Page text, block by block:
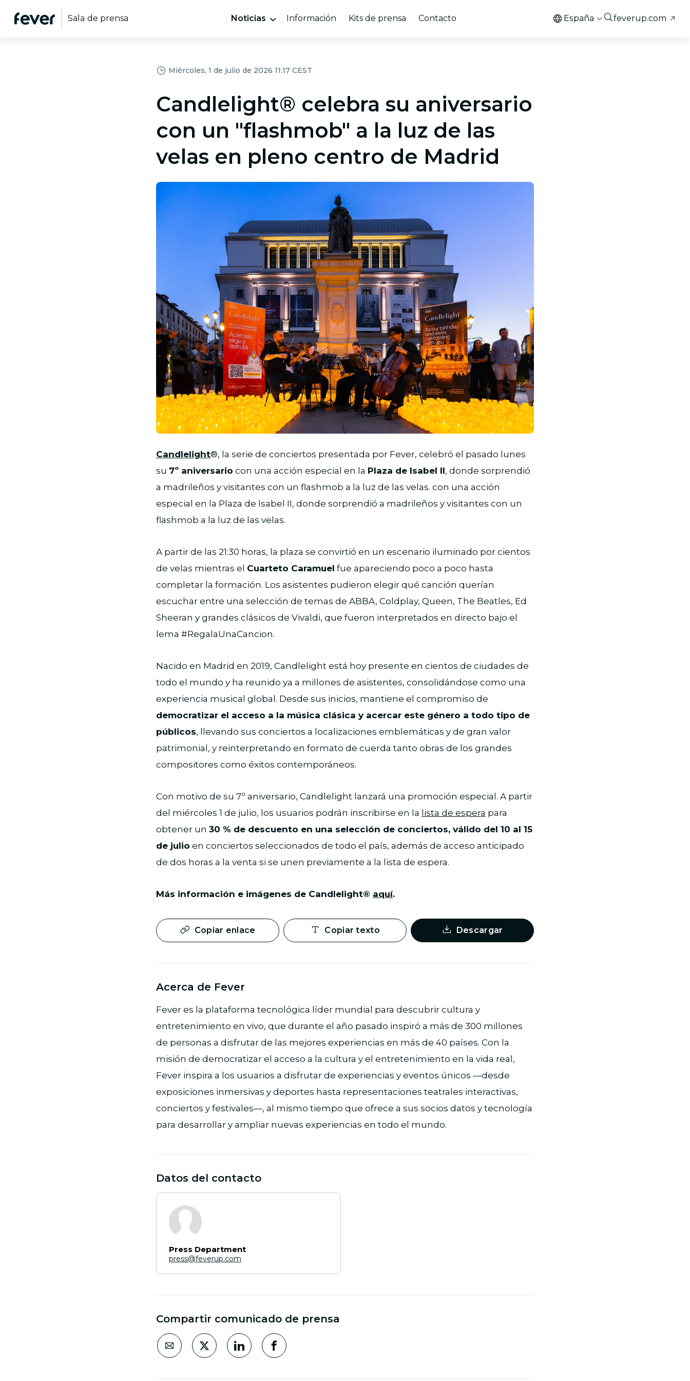
Sala de prensa Noticias Información Kits de prensa Contacto España feverup.com
Miércoles, 1 de julio de 2026 11:17 CEST
Candlelight® celebra su aniversario
con un "flashmob" a la luz de las
velas en pleno centro de Madrid
JPG
Candlelight®, la serie de conciertos presentada por Fever, celebró el pasado lunes
su 7º aniversario con una acción especial en la Plaza de Isabel II, donde sorprendió
a madrileños y visitantes con un flashmob a la luz de las velas. con una acción
especial en la Plaza de Isabel II, donde sorprendió a madrileños y visitantes con un
flashmob a la luz de las velas.
A partir de las 21:30 horas, la plaza se convirtió en un escenario iluminado por cientos
de velas mientras el Cuarteto Caramuel fue apareciendo poco a poco hasta
completar la formación. Los asistentes pudieron elegir qué canción querían
escuchar entre una selección de temas de ABBA, Coldplay, Queen, The Beatles, Ed
Sheeran y grandes clásicos de Vivaldi, que fueron interpretados en directo bajo el
lema #RegalaUnaCancion.
Nacido en Madrid en 2019, Candlelight está hoy presente en cientos de ciudades de
todo el mundo y ha reunido ya a millones de asistentes, consolidándose como una
experiencia musical global. Desde sus inicios, mantiene el compromiso de
democratizar el acceso a la música clásica y acercar este género a todo tipo de
públicos, llevando sus conciertos a localizaciones emblemáticas y de gran valor
patrimonial, y reinterpretando en formato de cuerda tanto obras de los grandes
compositores como éxitos contemporáneos.
Con motivo de su 7º aniversario, Candlelight lanzará una promoción especial. A partir
del miércoles 1 de julio, los usuarios podrán inscribirse en la lista de espera para
obtener un 30 % de descuento en una selección de conciertos, válido del 10 al 15
de julio en conciertos seleccionados de todo el país, además de acceso anticipado
de dos horas a la venta si se unen previamente a la lista de espera.
Más información e imágenes de Candlelight® aquí.
Copiar enlace Copiar texto Descargar
Acerca de Fever
Fever es la plataforma tecnológica líder mundial para descubrir cultura y
entretenimiento en vivo, que durante el año pasado inspiró a más de 300 millones
de personas a disfrutar de las mejores experiencias en más de 40 países. Con la
misión de democratizar el acceso a la cultura y el entretenimiento en la vida real,
Fever inspira a los usuarios a disfrutar de experiencias y eventos únicos —desde
exposiciones inmersivas y deportes hasta representaciones teatrales interactivas,
conciertos y festivales—, al mismo tiempo que ofrece a sus socios datos y tecnología
para desarrollar y ampliar nuevas experiencias en todo el mundo.
Datos del contacto
Press Department
press@feverup.com
Compartir comunicado de prensa